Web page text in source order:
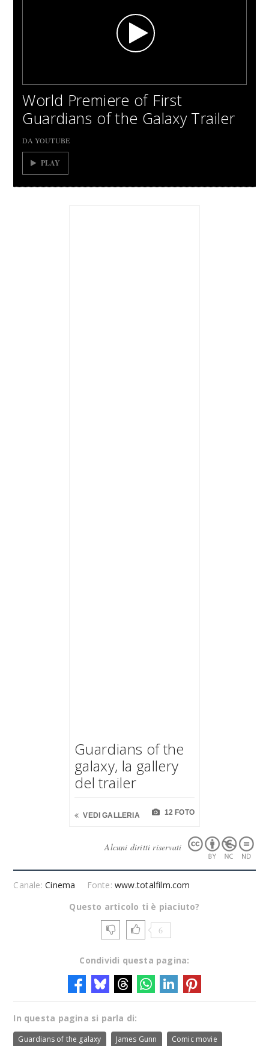
World Premiere of First
Guardians of the Galaxy Trailer
DA YOUTUBE
PLAY
Guardians of the
galaxy, la gallery
del trailer
VEDI GALLERIA 12 FOTO
Alcuni diritti riservati
Canale:Cinema Fonte:www.totalfilm.com
Questo articolo ti è piaciuto?
6
Condividi questa pagina:
In questa pagina si parla di:
Guardians of the galaxy James Gunn Comic movie